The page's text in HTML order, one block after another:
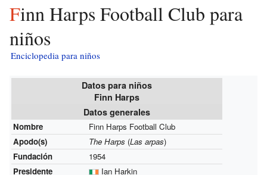
Finn Harps Football Club para
niños
Enciclopedia para niños
Datos para niños
Finn Harps
Datos generales
Nombre
Finn Harps Football Club
Apodo(s)
The Harps(Las arpas)
Fundación
1954
Presidente
Ian Harkin